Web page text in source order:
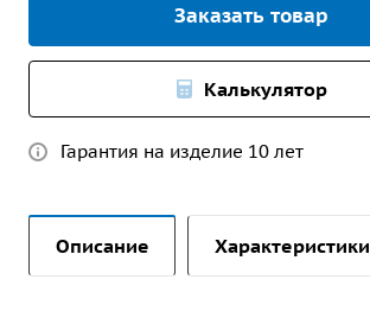
Заказать товар
Калькулятор
Гарантия на изделие 10 лет
Описание Характеристики